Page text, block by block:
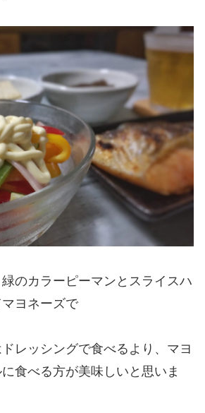
のカラーピーマンとスライスハ
ヨネーズで
レッシングで食べるより、マヨ
食べる方が美味しいと思いま